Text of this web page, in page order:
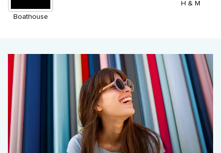
Boathouse
H & M